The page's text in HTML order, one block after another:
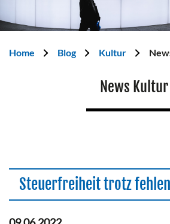
Home Blog Kultur
News Kultur
Steuerfreiheit trotz